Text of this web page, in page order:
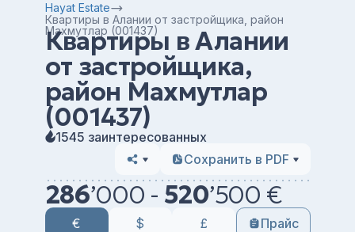
Hayat Estate
Квартиры в Алании от застройщика, район
Махмутлар (001437)
Квартиры в Алании
от застройщика,
район Махмутлар
(001437)
1545 заинтересованных
Сохранить в PDF
286’000 - 520’500 €
€ $ £ Прайс